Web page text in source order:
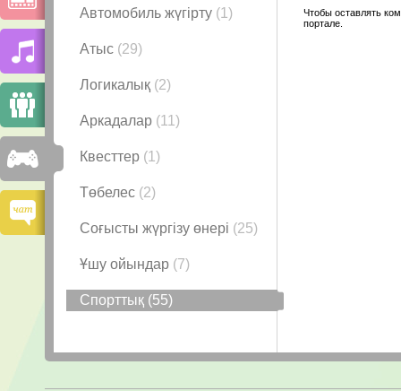
Автомобиль жүгірту (1)
Атыс (29)
Логикалық (2)
Аркадалар (11)
Квесттер (1)
Төбелес (2)
Соғысты жүргізу өнері (25)
Ұшу ойындар (7)
Спорттық (55)
Чтобы оставлять
портале.